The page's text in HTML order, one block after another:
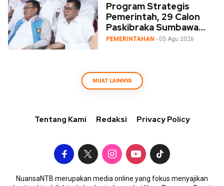
Program Strategis
Pemerintah, 29 Calon
Paskibraka Sumbawa
Ikuti Diklat 3 Wakili NTB
PEMERINTAHAN - 05 Agu 2026
MUAT LAINNYA
Tentang Kami Redaksi Privacy Policy
NuansaNTB merupakan media online yang fokus menyajikan